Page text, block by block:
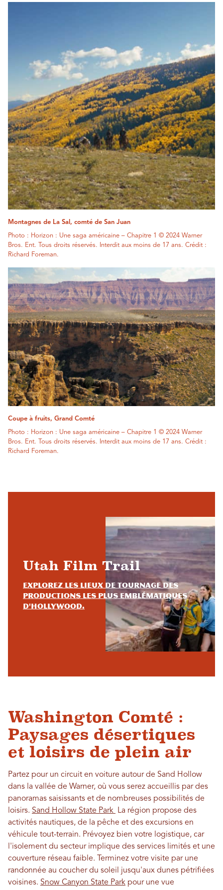
Montagnes de La Sal, comté de San Juan
Photo : Horizon : Une saga américaine – Chapitre 1 © 2024 Warner
Bros. Ent. Tous droits réservés. Interdit aux moins de 17 ans. Crédit :
Richard Foreman.
Coupe à fruits, Grand Comté
Photo : Horizon : Une saga américaine – Chapitre 1 © 2024 Warner
Bros. Ent. Tous droits réservés. Interdit aux moins de 17 ans. Crédit :
Richard Foreman.
Utah Film Trail
Explorez les lieux de tournage des
productions les plus emblématiques
d'Hollywood.
Washington Comté :
Paysages désertiques
et loisirs de plein air
Partez pour un circuit en voiture autour de Sand Hollow
dans la vallée de Warner, où vous serez accueillis par des
panoramas saisissants et de nombreuses possibilités de
loisirs. Sand Hollow State Park
La région propose des
activités nautiques, de la pêche et des excursions en
véhicule tout-terrain. Prévoyez bien votre logistique, car
l'isolement du secteur implique des services limités et une
couverture réseau faible. Terminez votre visite par une
randonnée au coucher du soleil jusqu'aux dunes pétrifiées
voisines. Snow Canyon State Park pour une vue